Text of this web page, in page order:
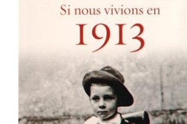
XXe siècle
Autres civilisations
Thématiques